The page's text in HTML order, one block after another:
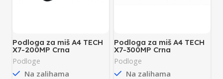
Podloga za miš A4 TECH
X7-200MP Crna
Podloge
Na zalihama
Podloga za miš A4 TECH
X7-300MP Crna
Podloge
Na zalihama